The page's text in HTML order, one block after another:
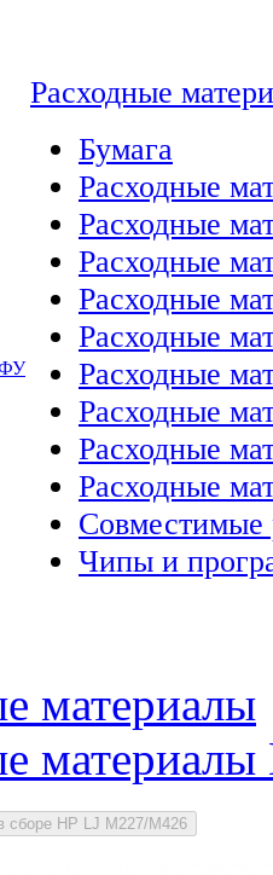
Расходные
Бумага
Расходные
Расходные
Расходные
Расходные
Расходные
Расходные
Расходные
Расходные
Расходные
Совместимые
Чипы и
материалы
сборе HP LJ M227/M426